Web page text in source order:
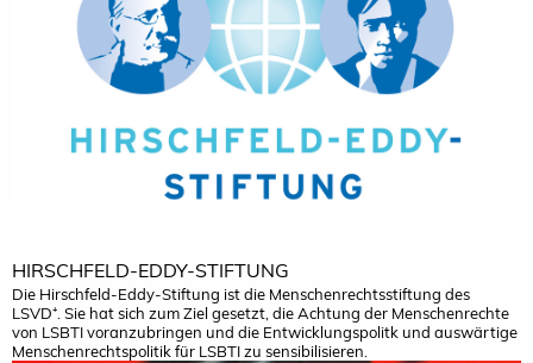
HIRSCHFELD-EDDY-STIFTUNG
Die Hirschfeld-Eddy-Stiftung ist die Menschenrechtsstiftung des
LSVD⁺. Sie hat sich zum Ziel gesetzt, die Achtung der Menschenrechte
von LSBTI voranzubringen und die Entwicklungspolitk und auswärtige
Menschenrechtspolitik für LSBTI zu sensibilisieren.